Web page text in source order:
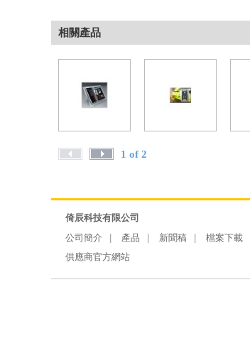
相關產品
1 of 2
倚辰科技有限公司
公司簡介
產品 新聞稿
檔案下載
供應商官方網站